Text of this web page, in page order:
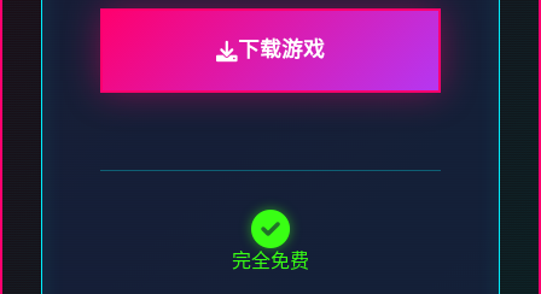
下载游戏
完全免费